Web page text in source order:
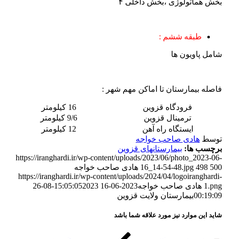
طبقه ششم :
شامل پاویون ها
فاصله بیمارستان تا اماکن مهم شهر :
فرودگاه قزوین
16 کیلومتر
ترمینال قزوین
9/6 کیلومتر
ایستگاه راه آهن
12 کیلومتر
توسط هادی صاحب خواجه
برچسب ها: بیمارستانهای قزوین
https://iranghardi.ir/wp-content/uploads/2023/06/photo_2023-06-
16_14-54-48.jpg 498 500
هادی صاحب خواجه
https://iranghardi.ir/wp-content/uploads/2024/04/logoiranghardi-
1.png هادی صاحب خواجه2023-06-16 15:05:05
2023-08-26
00:19:09بیمارستان ولایت قزوین
شاید این موارد نیز مورد علاقه شما باشد